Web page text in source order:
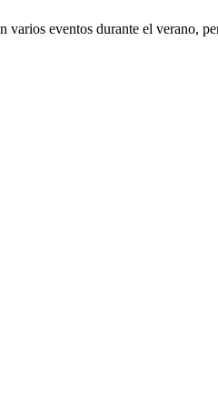
varios eventos durante el verano,